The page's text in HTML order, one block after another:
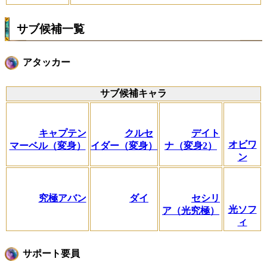
サブ候補一覧
アタッカー
サブ候補キャラ
キャプテン
マーベル（変身）
クルセ
イダー（変身）
デイト
ナ（変身2）
オビワ
ン
究極アバン ダイ
セシリ
ア（光究極）
光ソフ
ィ
サポート要員